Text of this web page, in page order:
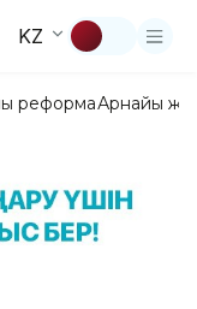
KZ
реформаАрнайы